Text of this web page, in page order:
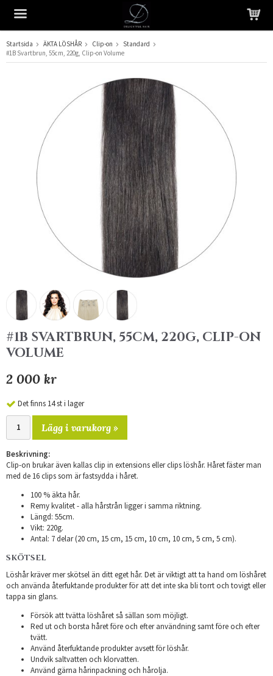
Produkten har blivit tillagd i varukorgen
Startsida ÄKTA LÖSHÅR Clip-on
Standard
#1B Svartbrun, 55cm, 220g, Clip-on Volume
#1B SVARTBRUN, 55CM, 220G, CLIP-ON
VOLUME
2 000 kr
Det finns 14 st i lager
Lägg i varukorg »
Beskrivning:
Clip-on brukar även kallas clip in extensions eller clips löshår. Håret fäster man
med de 16 clips som är fastsydda i håret.
100 % äkta hår.
Remy kvalitet - alla hårstrån ligger i samma riktning.
Längd: 55cm.
Vikt: 220g.
Antal: 7 delar (20 cm, 15 cm, 15 cm, 10 cm, 10 cm, 5 cm, 5 cm).
SKÖTSEL
Löshår kräver mer skötsel än ditt eget hår. Det är viktigt att ta hand om löshåret
och använda återfuktande produkter för att det inte ska bli torrt och tovigt eller
tappa sin glans.
Försök att tvätta löshåret så sällan som möjligt.
Red ut och borsta håret före och efter användning samt före och efter
tvätt.
Använd återfuktande produkter avsett för löshår.
Undvik saltvatten och klorvatten.
Använd gärna hårinpackning och hårolja.